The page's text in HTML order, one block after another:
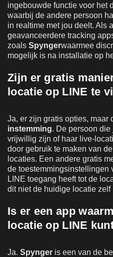
ingebouwde functie voor het
waarbij de andere persoon
in realtime met jou deelt. Als
geavanceerdere tracking
zoals Spyngerwaarmee
mogelijk is na installatie op
Zijn er gratis
locatie op LINE te
Ja, er zijn gratis opties, maar
instemming. De persoon
vrijwillig zijn of haar live-
door gebruik te maken van
locaties. Een andere gratis
de toestemmingsinstellingen
LINE toegang heeft tot de
dit niet de huidige locatie zelf
Is er een app
locatie op LINE
Ja. Spynger is een van de